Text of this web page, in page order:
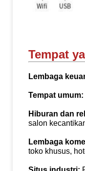
Tempat
Lembaga
Tempat umum:
Hiburan dan
salon
Lembaga
toko khusus,